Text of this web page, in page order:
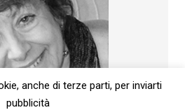
anche di terze parti, per inviarti
pubblicità